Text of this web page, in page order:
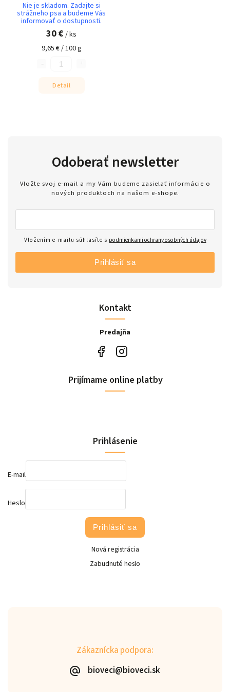
Nie je skladom. Zadajte si
strážneho psa a budeme Vás
informovať o dostupnosti.
30 € / ks
9,65 € / 100 g
Detail
Zákaznícka podpora:
bioveci@bioveci.sk
Kontakt
Predajňa
Odoberať newsletter
Vložte svoj e-mail a my Vám budeme zasielať informácie o
nových produktoch na našom e-shope.
Vložením e-mailu súhlasíte s podmienkami ochrany osobných údajov
Prihlásiť sa
Prijímame online platby
Prihlásenie
E-mail
Heslo
Prihlásiť sa
Nová registrácia
Zabudnuté heslo